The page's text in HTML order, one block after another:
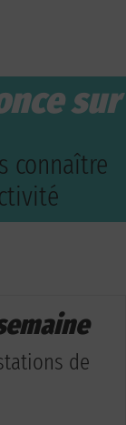
sur
connaître
de